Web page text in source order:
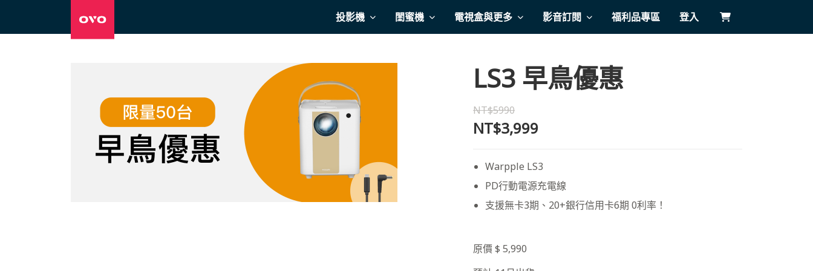
投影機 閨蜜機 電視盒與更多 影音訂閱 福利品專區 登入
LS3 早鳥優惠
NT$5990
NT$3,999
Warpple LS3
PD行動電源充電線
支援無卡3期、20+銀行信用卡6期 0利率！
原價 $ 5,990